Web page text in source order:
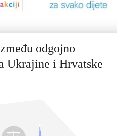
odgojno
Ukrajine i Hrvatske